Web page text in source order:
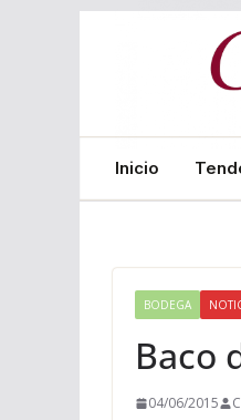
Inicio
BODEGA
Baco
04/06/2015